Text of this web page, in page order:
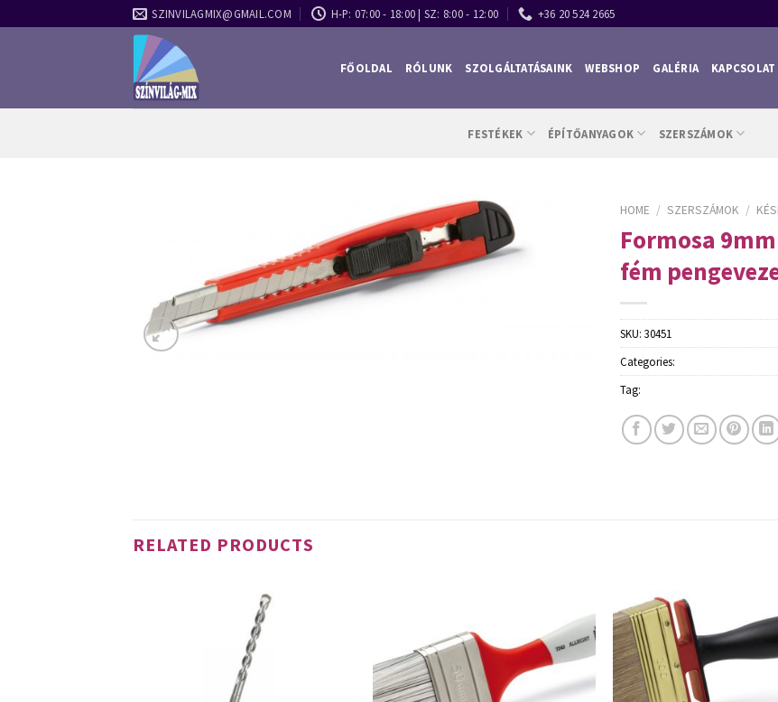
to
SZINVILAGMIX@GMAIL.COM H-P: 07:00 - 18:00 | SZ: 8:00 - 12:00 +36 20 524 2665
FŐOLDAL RÓLUNK SZOLGÁLTATÁSAINK WEBSHOP GALÉRIA KAPCSOLAT
FESTÉKEK ÉPÍTŐANYAGOK SZERSZÁMOK
HOME / SZERSZÁMOK /
Formosa
fém
SKU: 30451
Categories:
Tag:
RELATED PRODUCTS